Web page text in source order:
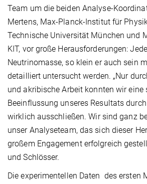
Team um die beiden Analyse-
Mertens, Max-Planck-Institut für
Technische Universität München und
KIT, vor große Herausforderungen:
Neutrinomasse, so klein er auch sein
detailliert untersucht werden. „Nur
und akribische Arbeit konnten wir eine
Beeinflussung unseres Resultats
wirklich ausschließen. Wir sind ganz
unser Analyseteam, das sich dieser
großem Engagement erfolgreich
und Schlösser.
Die experimentellen Daten des ersten